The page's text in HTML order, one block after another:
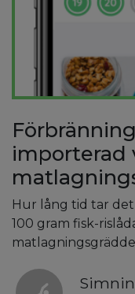
importerad
Hur lång tid tar det
100 gram fisk-